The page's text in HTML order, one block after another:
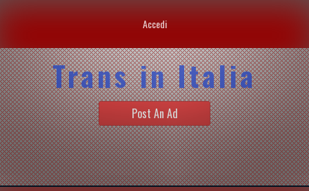
Accedi
Trans in Italia
Post An Ad